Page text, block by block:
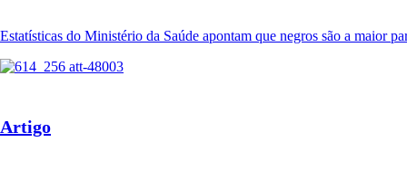
Estatísticas do Ministério da Saúde apontam que negros são a maior
Artigo